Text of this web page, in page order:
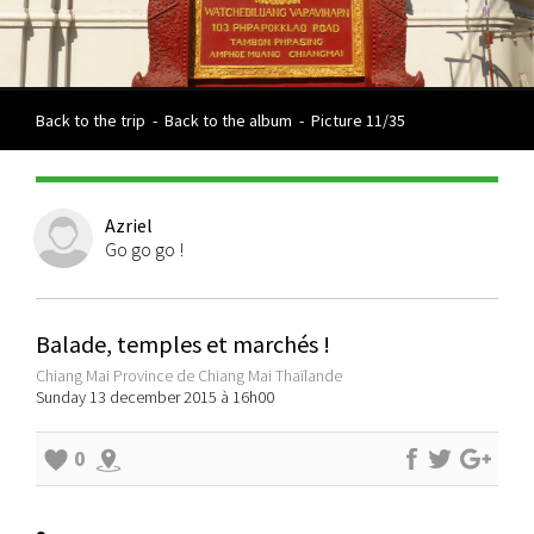
Back to the trip - Back to the album - Picture 11/35
Azriel
Go go go !
Balade, temples et marchés !
Chiang Mai Province de Chiang Mai Thaïlande
Sunday 13 december 2015 à 16h00
0